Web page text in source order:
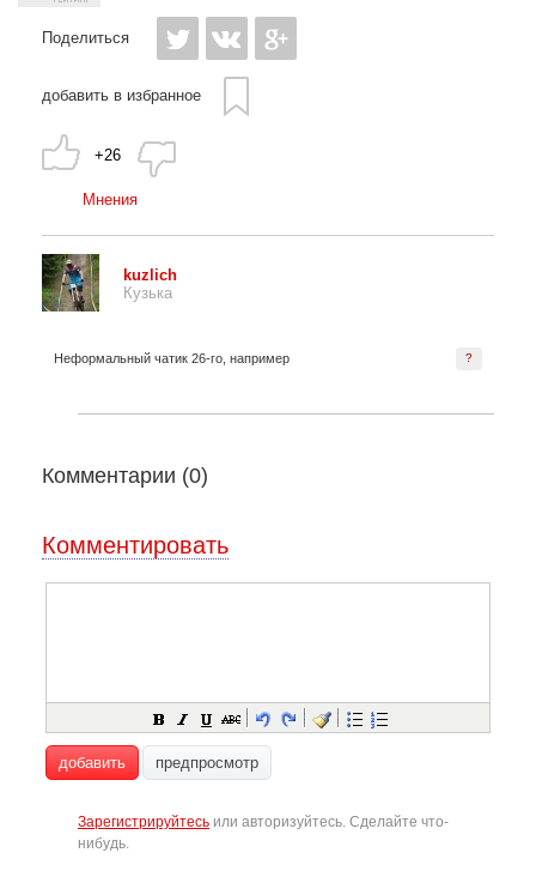
Поделиться
добавить в избранное
+26
Мнения
kuzlich
Кузька
?
Неформальный чатик 26-го, например
Комментарии (0)
Комментировать
добавить предпросмотр
Зарегистрируйтесь или авторизуйтесь. Сделайте что-
нибудь.